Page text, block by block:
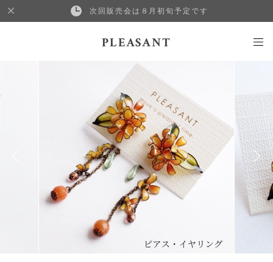
次回販売会は８月初旬予定です
PLEASANT